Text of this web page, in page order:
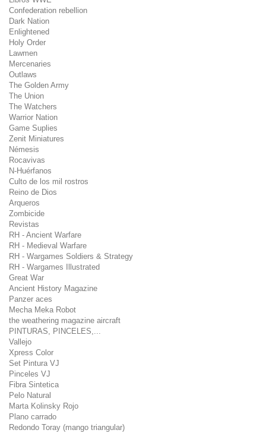
Confederation rebellion
Dark Nation
Enlightened
Holy Order
Lawmen
Mercenaries
Outlaws
The Golden Army
The Union
The Watchers
Warrior Nation
Game Suplies
Zenit Miniatures
Némesis
Rocavivas
N-Huérfanos
Culto de los mil rostros
Reino de Dios
Arqueros
Zombicide
Revistas
RH - Ancient Warfare
RH - Medieval Warfare
RH - Wargames Soldiers & Strategy
RH - Wargames Illustrated
Great War
Ancient History Magazine
Panzer aces
Mecha Meka Robot
the weathering magazine aircraft
PINTURAS, PINCELES,...
Vallejo
Xpress Color
Set Pintura VJ
Pinceles VJ
Fibra Sintetica
Pelo Natural
Marta Kolinsky Rojo
Plano carrado
Redondo Toray (mango triangular)